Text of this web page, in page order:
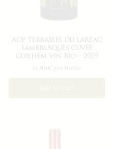
aop terrasses du larzac
lambrusques cuvée
guilhem vin bio – 2019
14,90€ per bottle